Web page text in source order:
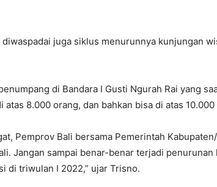
juga siklus menurunnya kunjungan
di Bandara I Gusti Ngurah Rai yang
8.000 orang, dan bahkan bisa di atas
Pemprov Bali bersama Pemerintah
Jangan sampai benar-benar terjadi penurunan
di triwulan I 2022,” ujar Trisno.